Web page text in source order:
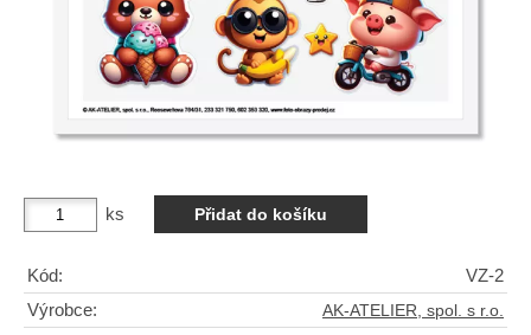
ks
Kód:
VZ-2
Výrobce:
AK-ATELIER, spol. s r.o.